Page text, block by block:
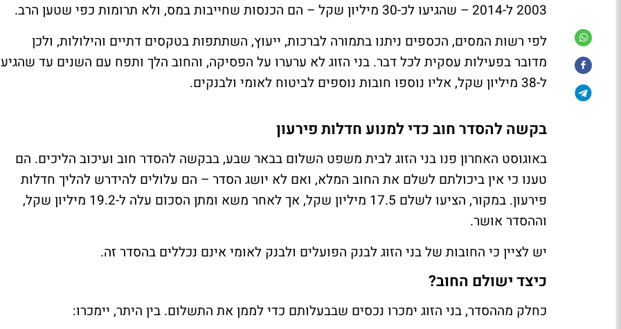
2003 ל-2014 – שהגיעו לכ-30 מיליון שקל – הם הכנסות שחייבות במס, ולא תרומות כפי שטען הרב.
לפי רשות המסים, הכספים ניתנו בתמורה לברכות, ייעוץ, השתתפות בטקסים דתיים והילולות, ולכן
מדובר בפעילות עסקית לכל דבר. בני הזוג לא ערערו על הפסיקה, והחוב הלך ותפח עם השנים עד שהגיע
ל-38 מיליון שקל, אליו נוספו חובות נוספים לביטוח לאומי ולבנקים.
בקשה להסדר חוב כדי למנוע חדלות פירעון
באוגוסט האחרון פנו בני הזוג לבית משפט השלום בבאר שבע, בבקשה להסדר חוב ועיכוב הליכים. הם
טענו כי אין ביכולתם לשלם את החוב המלא, ואם לא יושג הסדר – הם עלולים להידרש להליך חדלות
פירעון. במקור, הציעו לשלם 17.5 מיליון שקל, אך לאחר משא ומתן הסכום עלה ל-19.2 מיליון שקל,
וההסדר אושר.
יש לציין כי החובות של בני הזוג לבנק הפועלים ולבנק לאומי אינם נכללים בהסדר זה.
כיצד ישולם החוב?
כחלק מההסדר, בני הזוג ימכרו נכסים שבבעלותם כדי לממן את התשלום. בין היתר, יימכרו: